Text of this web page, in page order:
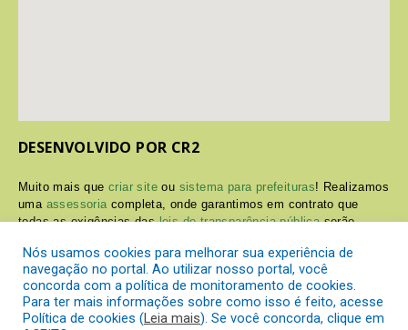
DESENVOLVIDO POR CR2
Muito mais quecriar site ou sistema para prefeituras! Realizamos
uma assessoria completa, onde garantimos em contrato que
todas as exigências dasleis de transparência públicaserão
Conheça oPNTPe oRadar da Transparência Pública
Nós usamos cookies para melhorar sua experiência de
navegação no portal. Ao utilizar nosso portal, você
concorda com a política de monitoramento de cookies.
Para ter mais informações sobre como isso é feito, acesse
Política de cookies (Leia mais). Se você concorda, clique em